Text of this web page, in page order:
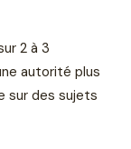
2 à 3
autorité plus
sur des sujets